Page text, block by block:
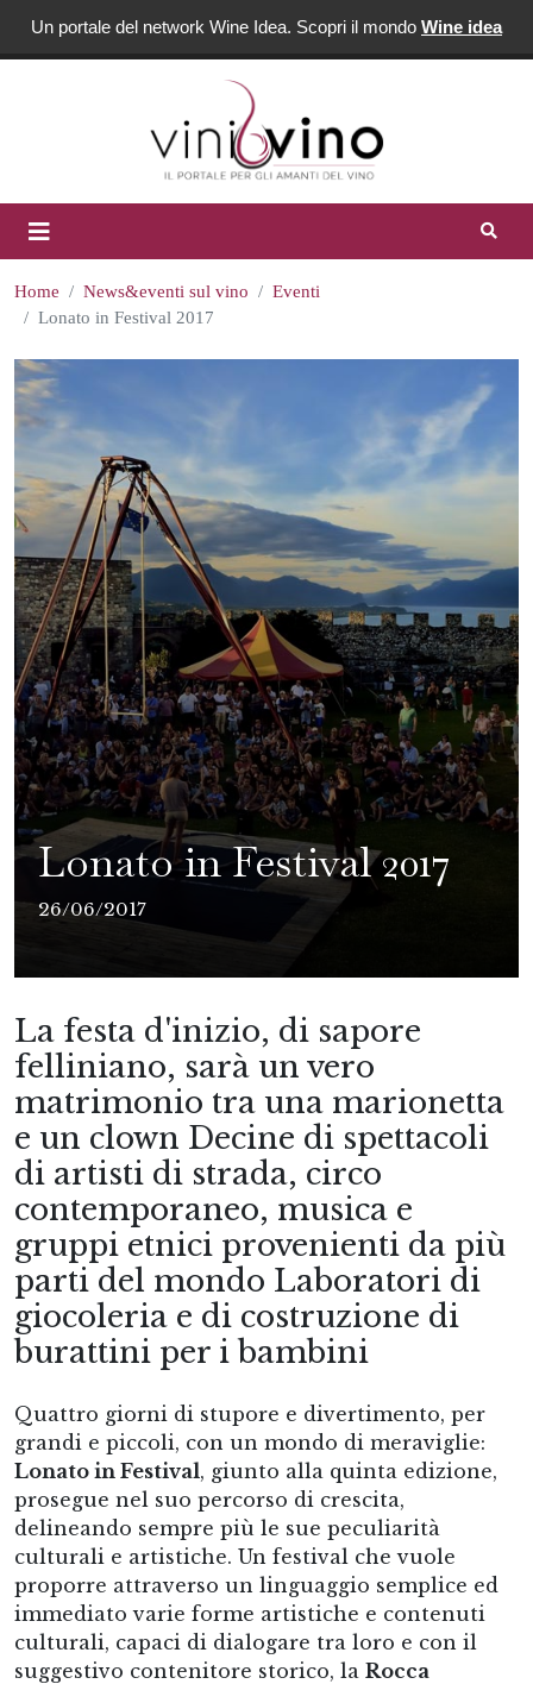
Un portale del network Wine Idea. Scopri il mondo Wine idea
Home News&eventi sul vino
Eventi
Lonato in Festival 2017
Lonato in Festival 2017
26/06/2017
La festa d'inizio, di sapore
felliniano, sarà un vero
matrimonio tra una marionetta
e un clown Decine di spettacoli
di artisti di strada, circo
contemporaneo, musica e
gruppi etnici provenienti da più
parti del mondo Laboratori di
giocoleria e di costruzione di
burattini per i bambini
Quattro giorni di stupore e divertimento, per
grandi e piccoli, con un mondo di meraviglie:
Lonato in Festival, giunto alla quinta edizione,
prosegue nel suo percorso di crescita,
delineando sempre più le sue peculiarità
culturali e artistiche. Un festival che vuole
proporre attraverso un linguaggio semplice ed
immediato varie forme artistiche e contenuti
culturali, capaci di dialogare tra loro e con il
suggestivo contenitore storico, la Rocca